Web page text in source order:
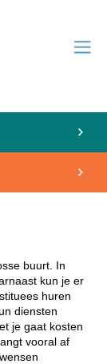
buurt. In
kun je er
huren
diensten
je gaat kosten
vooral af